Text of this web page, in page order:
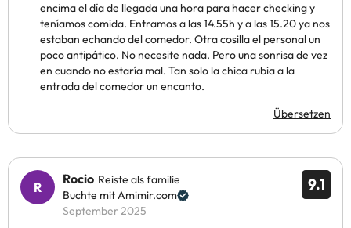
encima el día de llegada una hora para hacer checking y
teníamos comida. Entramos a las 14.55h y a las 15.20 ya nos
estaban echando del comedor. Otra cosilla el personal un
poco antipático. No necesite nada. Pero una sonrisa de vez
en cuando no estaría mal. Tan solo la chica rubia a la
entrada del comedor un encanto.
Übersetzen
9.1
Rocio Reiste als familie
Buchte mit Amimir.com
September 2025